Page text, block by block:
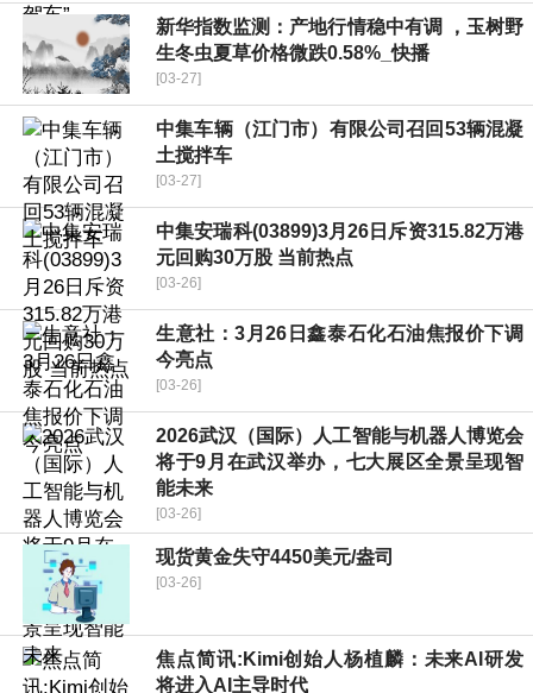
新华指数监测：产地行情稳中有调 ，玉树野
生冬虫夏草价格微跌0.58%_快播
[03-27]
中集车辆（江门市）有限公司召回53辆混凝
土搅拌车
[03-27]
中集安瑞科(03899)3月26日斥资315.82万港
元回购30万股 当前热点
[03-26]
生意社：3月26日鑫泰石化石油焦报价下调
今亮点
[03-26]
2026武汉（国际）人工智能与机器人博览会
将于9月在武汉举办，七大展区全景呈现智
能未来
[03-26]
现货黄金失守4450美元/盎司
[03-26]
焦点简讯:Kimi创始人杨植麟：未来AI研发
将进入AI主导时代